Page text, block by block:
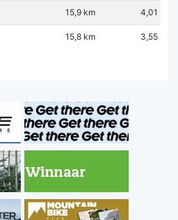
15,9 km 4,01
15,8 km 3,55